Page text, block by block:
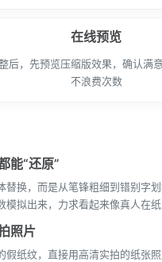
在线预览
后，先预览压缩版效果，确认满
不浪费次数
能“还原”
替换，而是从笔锋粗细到错别字划
模拟出来，力求看起来像真人在
照片
假纸纹，直接用高清实拍的纸张